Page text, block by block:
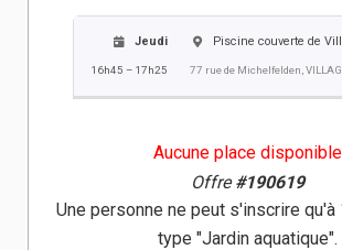
Jeudi
16h45 – 17h25
Piscine couverte de Village-Neuf
Aucune place disponible
Offre#190619
Une personne ne peut s'inscrire
type "Jardin aquatique".